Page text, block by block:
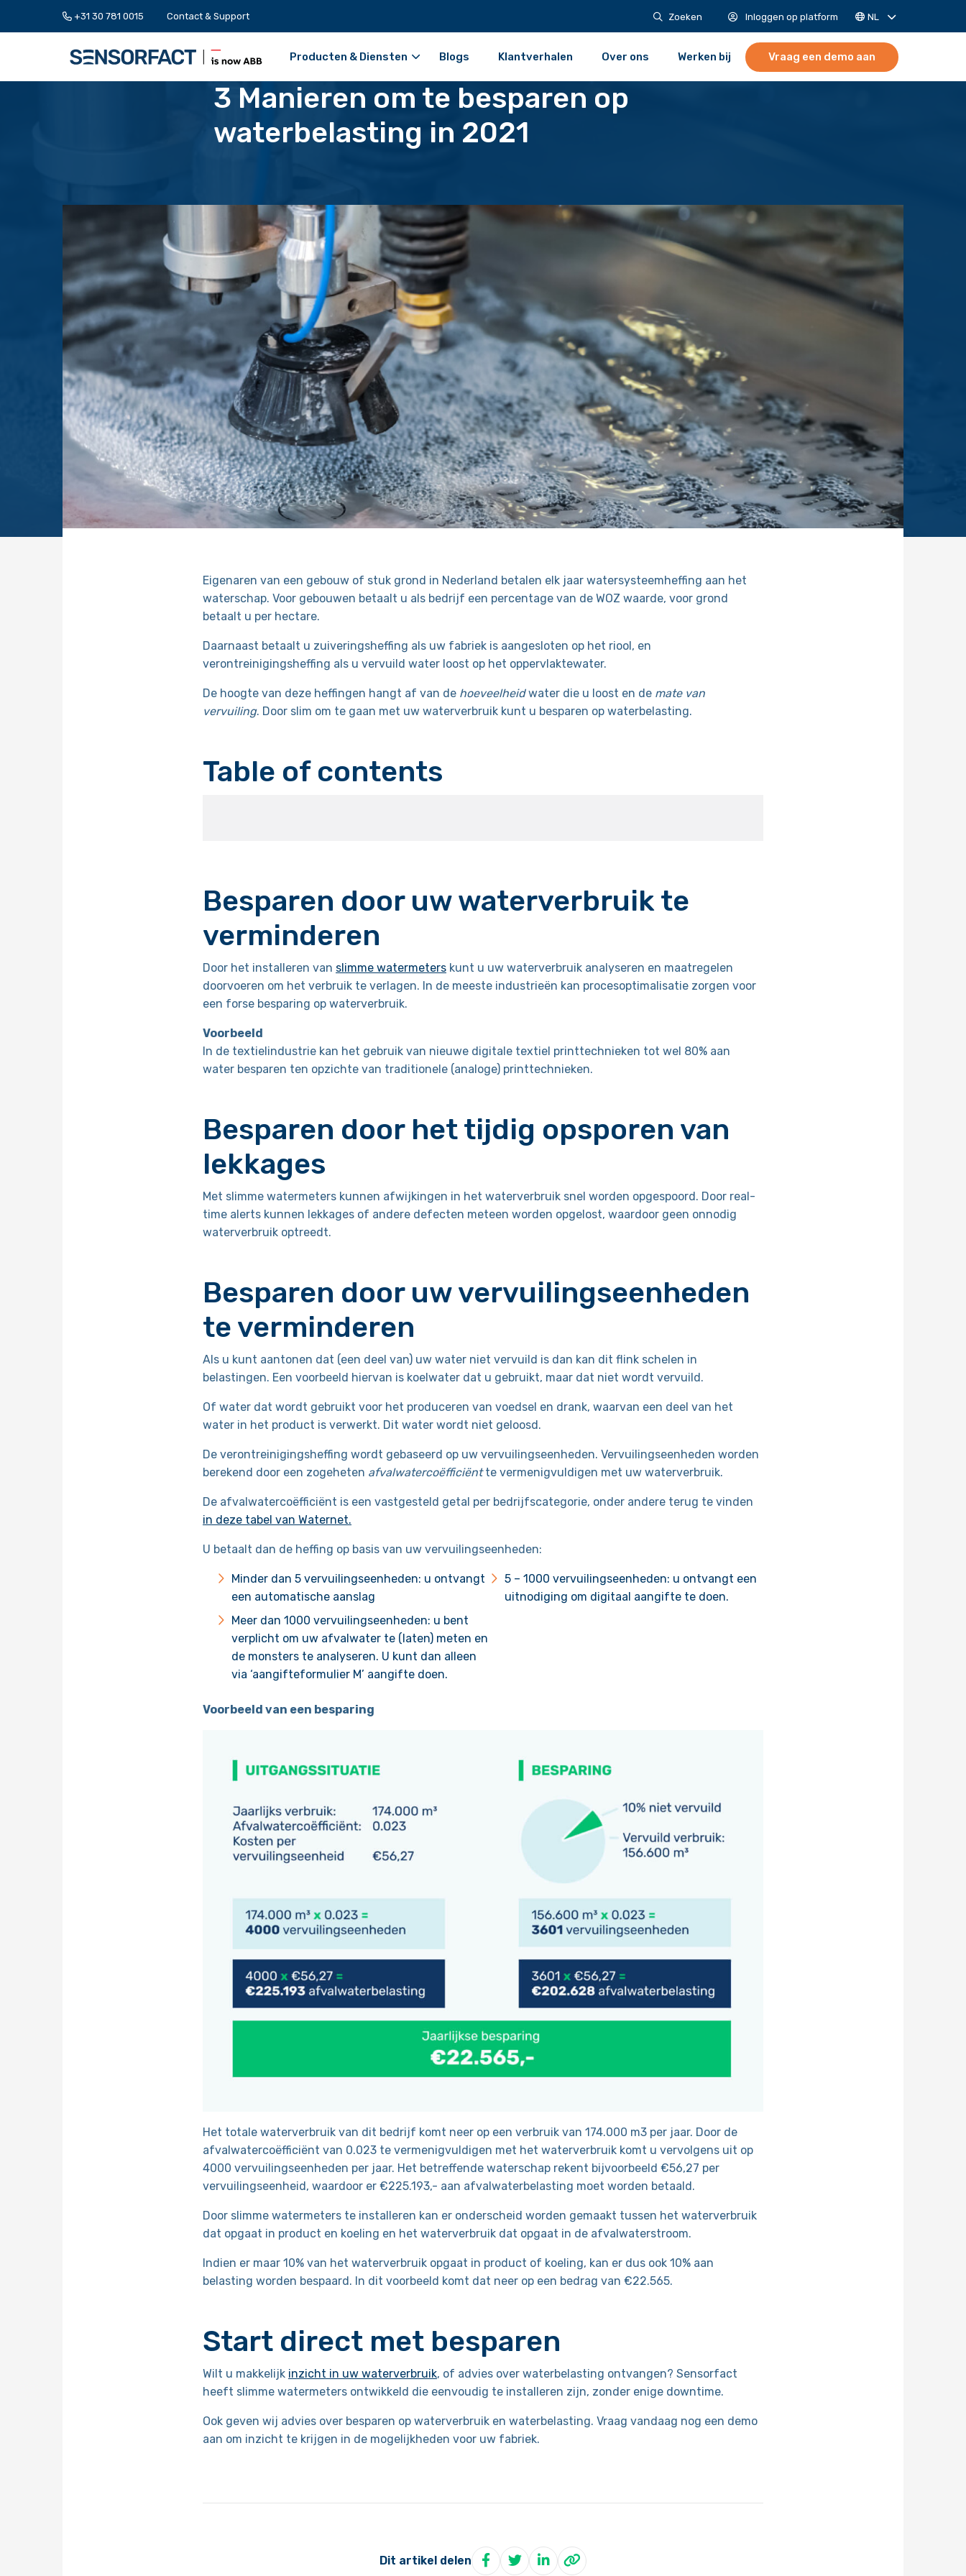
+31 30 781 0015 Contact & Support Zoeken Inloggen op platform NL
Producten & Diensten Blogs Klantverhalen Over ons Werken bij Vraag een demo aan
3 Manieren om te besparen op
waterbelasting in 2021
Eigenaren van een gebouw of stuk grond in Nederland betalen elk jaar watersysteemheffing aan het
waterschap. Voor gebouwen betaalt u als bedrijf een percentage van de WOZ waarde, voor grond
betaalt u per hectare.
Daarnaast betaalt u zuiveringsheffing als uw fabriek is aangesloten op het riool, en
verontreinigingsheffing als u vervuild water loost op het oppervlaktewater.
De hoogte van deze heffingen hangt af van de hoeveelheidwater die u loost en de mate van
vervuiling. Door slim om te gaan met uw waterverbruik kunt u besparen op waterbelasting.
Table of contents
Besparen door uw waterverbruik te
verminderen
Door het installeren van slimme watermeters kunt u uw waterverbruik analyseren en maatregelen
doorvoeren om het verbruik te verlagen. In de meeste industrieën kan procesoptimalisatie zorgen voor
een forse besparing op waterverbruik.
Voorbeeld
In de textielindustrie kan het gebruik van nieuwe digitale textiel printtechnieken tot wel 80% aan
water besparen ten opzichte van traditionele (analoge) printtechnieken.
Besparen door het tijdig opsporen van
lekkages
Met slimme watermeters kunnen afwijkingen in het waterverbruik snel worden opgespoord. Door real-
time alerts kunnen lekkages of andere defecten meteen worden opgelost, waardoor geen onnodig
waterverbruik optreedt.
Besparen door uw vervuilingseenheden
te verminderen
Als u kunt aantonen dat (een deel van) uw water niet vervuild is dan kan dit flink schelen in
belastingen. Een voorbeeld hiervan is koelwater dat u gebruikt, maar dat niet wordt vervuild.
Of water dat wordt gebruikt voor het produceren van voedsel en drank, waarvan een deel van het
water in het product is verwerkt. Dit water wordt niet geloosd.
De verontreinigingsheffing wordt gebaseerd op uw vervuilingseenheden. Vervuilingseenheden worden
berekend door een zogeheten afvalwatercoëfficiëntte vermenigvuldigen met uw waterverbruik.
De afvalwatercoëfficiënt is een vastgesteld getal per bedrijfscategorie, onder andere terug te vinden
in deze tabel van Waternet.
U betaalt dan de heffing op basis van uw vervuilingseenheden:
Minder dan 5 vervuilingseenheden: u ontvangt
een automatische aanslag
5 – 1000 vervuilingseenheden: u ontvangt een
uitnodiging om digitaal aangifte te doen.
Meer dan 1000 vervuilingseenheden: u bent
verplicht om uw afvalwater te (laten) meten en
de monsters te analyseren. U kunt dan alleen
via ‘aangifteformulier M’ aangifte doen.
Voorbeeld van een besparing
Het totale waterverbruik van dit bedrijf komt neer op een verbruik van 174.000 m3 per jaar. Door de
afvalwatercoëfficiënt van 0.023 te vermenigvuldigen met het waterverbruik komt u vervolgens uit op
4000 vervuilingseenheden per jaar. Het betreffende waterschap rekent bijvoorbeeld €56,27 per
vervuilingseenheid, waardoor er €225.193,- aan afvalwaterbelasting moet worden betaald.
Door slimme watermeters te installeren kan er onderscheid worden gemaakt tussen het waterverbruik
dat opgaat in product en koeling en het waterverbruik dat opgaat in de afvalwaterstroom.
Indien er maar 10% van het waterverbruik opgaat in product of koeling, kan er dus ook 10% aan
belasting worden bespaard. In dit voorbeeld komt dat neer op een bedrag van €22.565.
Start direct met besparen
Wilt u makkelijk inzicht in uw waterverbruik, of advies over waterbelasting ontvangen? Sensorfact
heeft slimme watermeters ontwikkeld die eenvoudig te installeren zijn, zonder enige downtime.
Ook geven wij advies over besparen op waterverbruik en waterbelasting. Vraag vandaag nog een demo
aan om inzicht te krijgen in de mogelijkheden voor uw fabriek.
Dit artikel delen Deel op Facebook
Deel op Twitter
Deel op LinkedIn
Delen via WhatsApp